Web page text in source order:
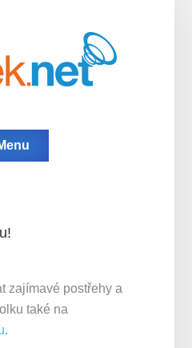
zajímavé postřehy a
také na
.